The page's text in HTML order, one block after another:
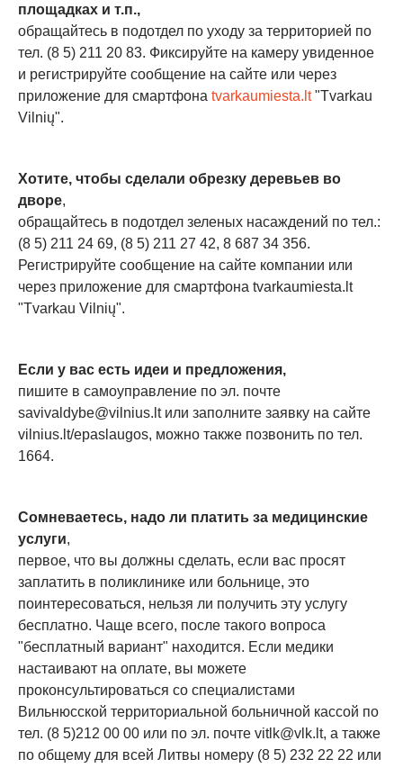
площадках и т.п.,
обращайтесь в подотдел по уходу за территорией по
тел. (8 5) 211 20 83. Фиксируйте на камеру увиденное
и регистрируйте сообщение на сайте или через
приложение для смартфона tvarkaumiesta.lt"Tvarkau
Vilnių".
Хотите, чтобы сделали обрезку деревьев во
дворе,
обращайтесь в подотдел зеленых насаждений по тел.:
(8 5) 211 24 69, (8 5) 211 27 42, 8 687 34 356.
Регистрируйте сообщение на сайте компании или
через приложение для смартфона tvarkaumiesta.lt
"Tvarkau Vilnių".
Если у вас есть идеи и предложения,
пишите в самоуправление по эл. почте
savivaldybe@vilnius.ltили заполните заявку на сайте
vilnius.lt/epaslaugos, можно также позвонить по тел.
1664.
Сомневаетесь, надо ли платить за медицинские
услуги,
первое, что вы должны сделать, если вас просят
заплатить в поликлинике или больнице, это
поинтересоваться, нельзя ли получить эту услугу
бесплатно. Чаще всего, после такого вопроса
"бесплатный вариант" находится. Если медики
настаивают на оплате, вы можете
проконсультироваться со специалистами
Вильнюсской территориальной больничной кассой по
тел. (8 5)212 00 00 или по эл. почте vitlk@vlk.lt, а также
по общему для всей Литвы номеру (8 5) 232 22 22 или